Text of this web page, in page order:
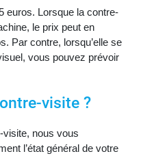
euros. Lorsque la contre-
le prix peut en
Par contre, lorsqu’elle se
vous pouvez prévoir
visite ?
visite, nous vous
l’état général de votre